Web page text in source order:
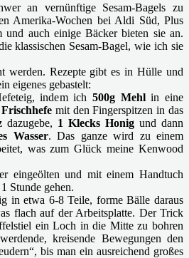
an vernünftige Sesam-Bagels zu
Amerika-Wochen bei Aldi Süd, Plus
und auch einige Bäcker bieten sie an.
klassischen Sesam-Bagel, wie ich sie
werden. Rezepte gibt es in Hülle und
eigenes gebastelt:
indem ich 500g Mehlin eine
mit den Fingerspitzen in das
dazugebe, 1 Klecks Honig und dann
Wasser. Das ganze wird zu einem
was zum Glück meine Kenwood
eingeölten und mit einem Handtuch
Stunde gehen.
in etwa 6-8 Teile, forme Bälle daraus
flach auf der Arbeitsplatte. Der Trick
ein Loch in die Mitte zu bohren
kreisende Bewegungen den
bis man ein ausreichend großes